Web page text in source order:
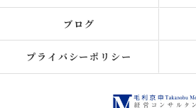
ブログ
プライバシーポリシー